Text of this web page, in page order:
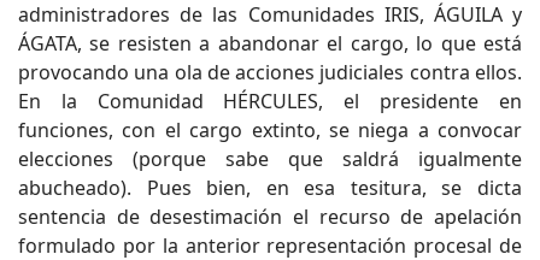
administradores de las Comunidades IRIS, ÁGUILA y
ÁGATA, se resisten a abandonar el cargo, lo que está
provocando una ola de acciones judiciales contra ellos.
En la Comunidad HÉRCULES, el presidente en
funciones, con el cargo extinto, se niega a convocar
elecciones (porque sabe que saldrá igualmente
abucheado). Pues bien, en esa tesitura, se dicta
sentencia de desestimación el recurso de apelación
formulado por la anterior representación procesal de